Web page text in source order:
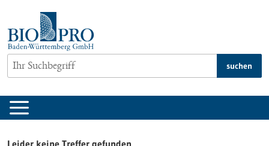
springen
suchen
Leider keine Treffer gefunden